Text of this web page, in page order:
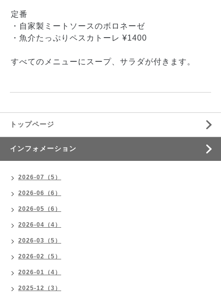
定番
・自家製ミートソースのボロネーゼ
・魚介たっぷりペスカトーレ ¥1400
すべてのメニューにスープ、サラダが付きます。
トップページ
インフォメーション
2026-07（5）
2026-06（6）
2026-05（6）
2026-04（4）
2026-03（5）
2026-02（5）
2026-01（4）
2025-12（3）